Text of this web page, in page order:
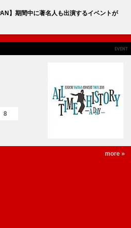
】期間中に著名人も出演するイベントが
8
more »